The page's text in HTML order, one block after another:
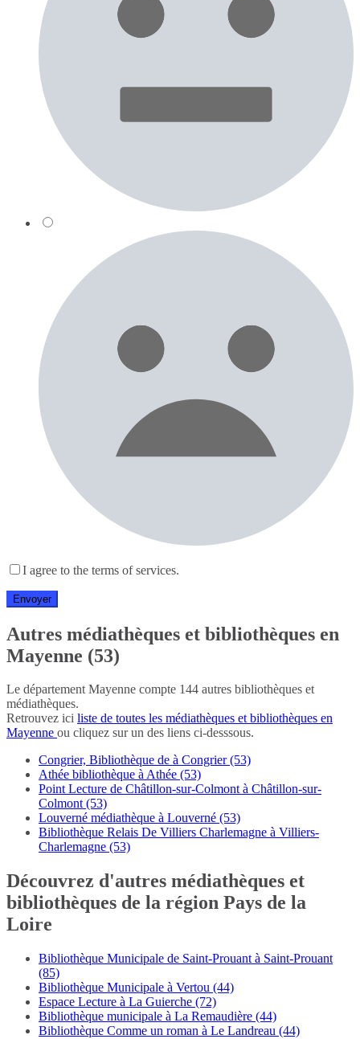
I agree to the terms of services.
Autres médiathèques et bibliothèques en
Mayenne (53)
Le département Mayenne compte 144 autres bibliothèques et
médiathèques.
Retrouvez ici liste de toutes les médiathèques et bibliothèques en
Mayenne ou cliquez sur un des liens ci-desssous.
Congrier, Bibliothèque de à Congrier (53)
Athée bibliothèque à Athée (53)
Point Lecture de Châtillon-sur-Colmont à Châtillon-sur-
Colmont (53)
Louverné médiathèque à Louverné (53)
Bibliothèque Relais De Villiers Charlemagne à Villiers-
Charlemagne (53)
Découvrez d'autres médiathèques et
bibliothèques de la région Pays de la
Loire
Bibliothèque Municipale de Saint-Prouant à Saint-Prouant
(85)
Bibliothèque Municipale à Vertou (44)
Espace Lecture à La Guierche (72)
Bibliothèque municipale à La Remaudière (44)
Bibliothèque Comme un roman à Le Landreau (44)